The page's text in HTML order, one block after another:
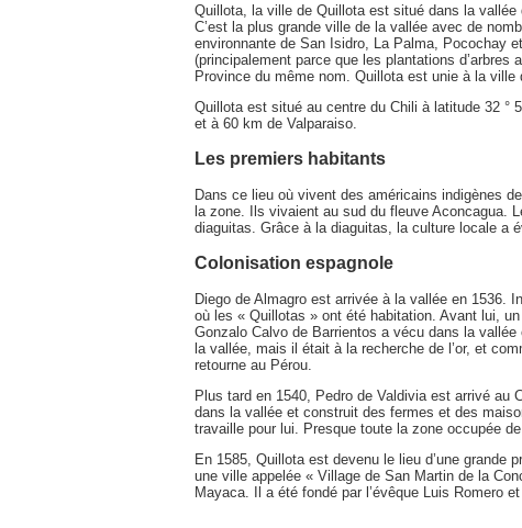
Quillota, la ville de Quillota est situé dans la vallée
C’est la plus grande ville de la vallée avec de
environnante de San Isidro, La Palma, Pocochay
(principalement parce que les plantations
Province du même nom. Quillota est unie à la ville
Quillota est situé au centre du Chili à latitude 32 °
et à 60 km de Valparaiso.
Les premiers habitants
Dans ce lieu où vivent des américains indigènes
la zone. Ils vivaient au sud du fleuve Aconcagua.
diaguitas. Grâce à la diaguitas, la culture locale a
Colonisation espagnole
Diego de Almagro est arrivée à la vallée en 1536.
où les « Quillotas » ont été habitation. Avant lui,
Gonzalo Calvo de Barrientos a vécu dans la
la vallée, mais il était à la recherche de l’or, et
retourne au Pérou.
Plus tard en 1540, Pedro de Valdivia est arrivé
dans la vallée et construit des fermes et des
travaille pour lui. Presque toute la zone occupée
En 1585, Quillota est devenu le lieu d’une
une ville appelée « Village de San Martin de la
Mayaca. Il a été fondé par l’évêque Luis Romero